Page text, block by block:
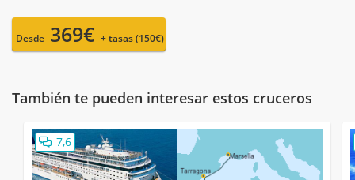
Desde 369€ + tasas (150€)
También te pueden interesar estos cruceros
7,6